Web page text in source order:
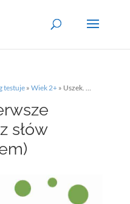
testuje» Wiek 2+» Uszek. Moje pierwsze czasopismo bez słów (recenzja z filmem)
słów